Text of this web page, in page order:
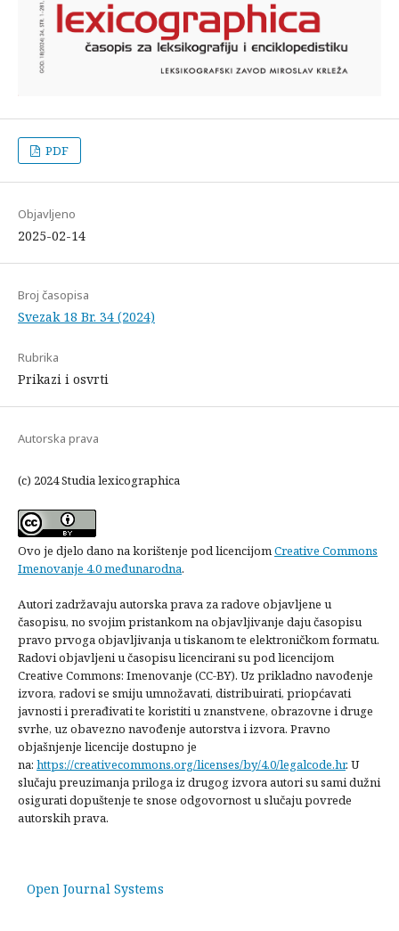
PDF
Objavljeno
2025-02-14
Broj časopisa
Svezak 18 Br. 34 (2024)
Rubrika
Prikazi i osvrti
Autorska prava
(c) 2024 Studia lexicographica
Ovo je djelo dano na korištenje pod licencijomCreative Commons
Imenovanje 4.0 međunarodna.
Autori zadržavaju autorska prava za radove objavljene u
časopisu, no svojim pristankom na objavljivanje daju časopisu
pravo prvoga objavljivanja u tiskanom te elektroničkom formatu.
Radovi objavljeni u časopisu licencirani su pod licencijom
Creative Commons: Imenovanje (CC-BY). Uz prikladno navođenje
izvora, radovi se smiju umnožavati, distribuirati, priopćavati
javnosti i prerađivati te koristiti u znanstvene, obrazovne i druge
svrhe, uz obavezno navođenje autorstva i izvora. Pravno
objašnjenje licencije dostupno je
na: https://creativecommons.org/licenses/by/4.0/legalcode.hr. U
slučaju preuzimanja priloga iz drugog izvora autori su sami dužni
osigurati dopuštenje te snose odgovornost u slučaju povrede
autorskih prava.
Open Journal Systems